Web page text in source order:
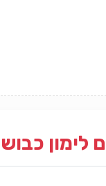
לימון כבוש